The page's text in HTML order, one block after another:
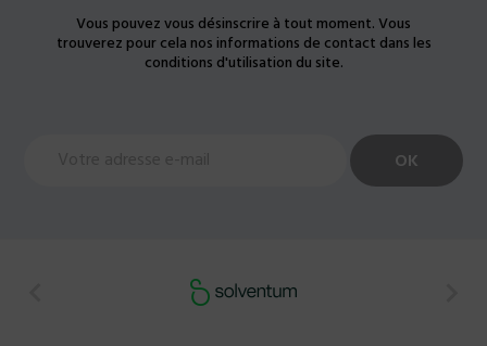
Vous pouvez vous désinscrire à tout moment. Vous
trouverez pour cela nos informations de contact dans les
conditions d'utilisation du site.